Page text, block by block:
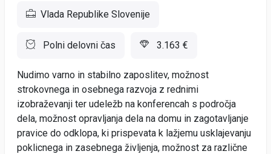
Vlada Republike Slovenije
Polni delovni čas 3.163 €
Nudimo varno in stabilno zaposlitev, možnost
strokovnega in osebnega razvoja z rednimi
izobraževanji ter udeležb na konferencah s področja
dela, možnost opravljanja dela na domu in zagotavljanje
pravice do odklopa, ki prispevata k lažjemu usklajevanju
poklicnega in zasebnega življenja, možnost za različne